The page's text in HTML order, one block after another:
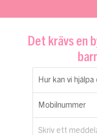
Det krävs en
Hur kan vi hjälpa
Mobilnummer
Skriv ett